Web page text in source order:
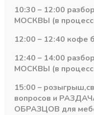
SLIDE не полного
3/4 выдвиж. L-500
для деревян.
open
В наличии
321,00₽
10:30 – 12:00
МОСКВЫ (в
12:00 – 12:40 кофе
12:40 – 14:00
МОСКВЫ (в
15:00 –
вопросов и
ОБРАЗЦОВ для